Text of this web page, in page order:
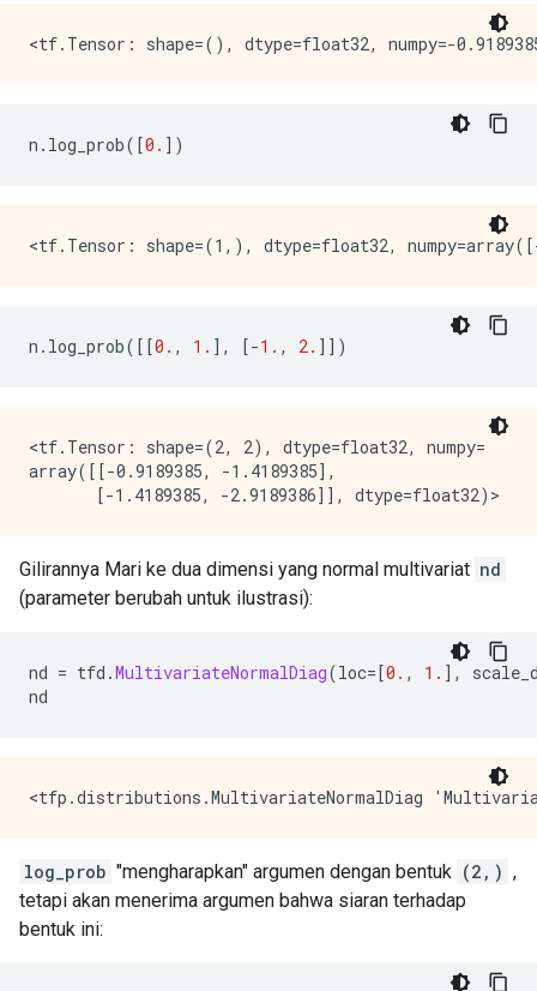
n . log_prob([0. ])
n . log_prob([[0. , 1. ], [-1. , 2. ]])
<tf.Tensor: shape=(2, 2), dtype=float32, numpy=
array([[-0.9189385, -1.4189385],
Gilirannya Mari ke dua dimensi yang normal multivariat nd
(parameter berubah untuk ilustrasi):
nd = tfd .MultivariateNormalDiag(loc=[0. , 1. ],
nd
log_prob "mengharapkan" argumen dengan bentuk (2,) ,
tetapi akan menerima argumen bahwa siaran terhadap
bentuk ini: